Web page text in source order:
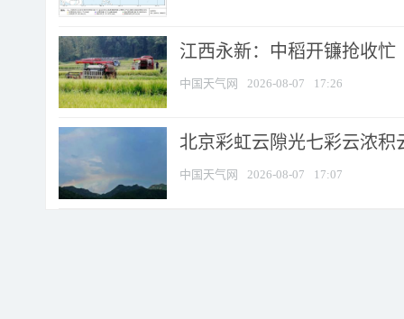
江西永新：中稻开镰抢收忙
中国天气网 2026-08-07 17:26
北京彩虹云隙光七彩云浓积
中国天气网 2026-08-07 17:07